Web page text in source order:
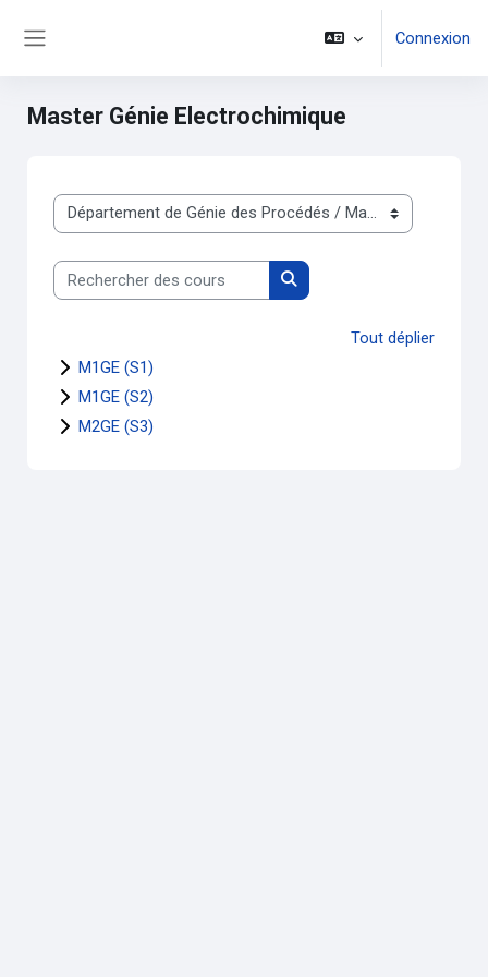
Connexion
Master Génie Electrochimique
Catégories de cours
Rechercher des cours
Rechercher des cours
Tout déplier
M1GE (S1)
M1GE (S2)
M2GE (S3)